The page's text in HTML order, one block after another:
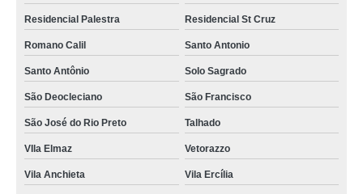
Residencial Palestra Residencial St Cruz
Romano Calil Santo Antonio
Santo Antônio Solo Sagrado
São Deocleciano São Francisco
São José do Rio Preto Talhado
VIla Elmaz Vetorazzo
Vila Anchieta Vila Ercília